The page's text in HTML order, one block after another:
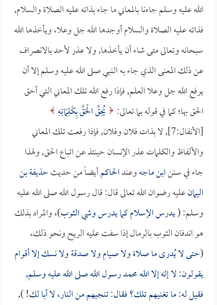
الله عليه وسلم جاءنا بالمعاني ما جاء بذاته عليه الصلاة والسلام,
فذاته عليه الصلاة والسلام أوجدها الله جل وعلا، ويأخذها الله
سبحانه وتعالى متى شاء أن يأخذها, ولا عذر لأحد بالانصراف
عن ذلك المعنى الذي جاء به النبي صلى الله عليه وسلم إلا أن
يرفع الله جل وعلا العلم, فإذا رفع الله تلك المعاني التي أحق
الحق بها؛ كما في قوله بما تعالى:
يُحِقَّ الْحَقَّ بِكَلِمَاتِهِ
[الأنفال:7], لا بذات فلان وفلان, فإذا رفعت تلك المعاني
والألفاظ والكلمات عذر الإنسان حينئذ عن اتباع الحق, ولهذا
جاء في سننابن ماجهوعندالحاكمأيضاً من حديثحذيفة بن
اليمانعليه رضوان الله تعالى قال: قال رسول الله صلى الله عليه
وسلم: (يدرس الإسلام كما يدرس وشي الثوب)، والمراد بذلك
هو اندفان الثوب بالرمال إذا سفت عليه الريح ونحو ذلك،
(حتى لا يُدرى ما صلاة ولا صيام ولا صدقة ولا نسك إلا أقوام
يقولون: لا إله إلا الله محمد رسول الله صلى الله عليه وسلم,
فقيل له: ما تغنيهم تلك؟ فقال: تنجيهم من النار، لا أبا لك!),